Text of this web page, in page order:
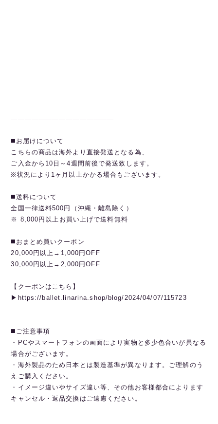
———————————————
◼️お届けについて
こちらの商品は海外より直接発送となる為、
ご入金から10日～4週間前後で発送致します。
※状況により1ヶ月以上かかる場合もございます。
◼️送料について
全国一律送料500円（沖縄・離島除く）
※ 8,000円以上お買い上げで送料無料
◼️おまとめ買いクーポン
20,000円以上→1,000円OFF
30,000円以上→2,000円OFF
【クーポンはこちら】
▶︎https://ballet.linarina.shop/blog/2024/04/07/115723
◼️ご注意事項
・PCやスマートフォンの画面により実物と多少色合いが異なる
場合がございます。
・海外製品のため日本とは製造基準が異なります。ご理解のう
えご購入ください。
・イメージ違いやサイズ違い等、その他お客様都合によります
キャンセル・返品交換はご遠慮ください。